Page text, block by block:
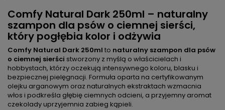
Comfy Natural Dark 250ml – naturalny
szampon dla psów o ciemnej sierści,
który pogłębia kolor i odżywia
Comfy Natural Dark 250ml to naturalny szampon dla psów
o ciemnej sierści stworzony z myślą o właścicielach i
hobbystach, którzy oczekują intensywnego koloru, blasku i
bezpiecznej pielęgnacji. Formuła oparta na certyfikowanym
olejku arganowym oraz naturalnych ekstraktach wzmacnia
włos i podkreśla głębię ciemnych odcieni, a przyjemny aromat
czekolady uprzyjemnia zabieg kąpieli.